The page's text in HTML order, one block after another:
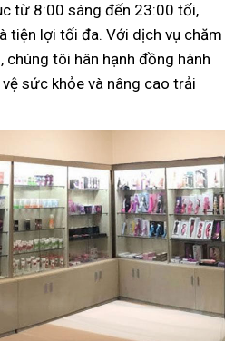
từ 8:00 sáng đến 23:00 tối,
tiện lợi tối đa. Với dịch vụ chăm
chúng tôi hân hạnh đồng hành
sức khỏe và nâng cao trải